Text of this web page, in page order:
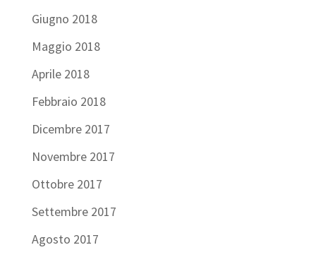
Giugno 2018
Maggio 2018
Aprile 2018
Febbraio 2018
Dicembre 2017
Novembre 2017
Ottobre 2017
Settembre 2017
Agosto 2017